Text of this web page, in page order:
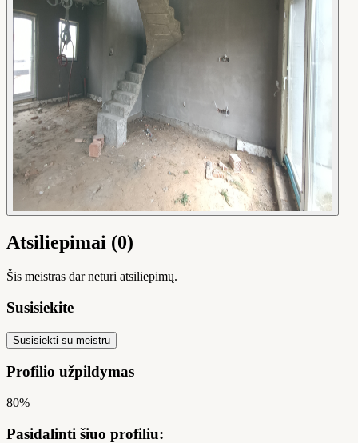
Atsiliepimai (0)
Šis meistras dar neturi atsiliepimų.
Susisiekite
Susisiekti su meistru
Profilio užpildymas
80%
Pasidalinti šiuo profiliu: